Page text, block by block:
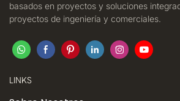
basados ​​en proyectos y soluciones
proyectos de ingeniería y comerciales.
LINKS